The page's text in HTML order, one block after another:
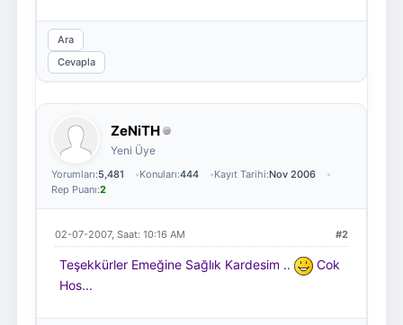
Ara
Cevapla
ZeNiTH
Yeni Üye
Yorumları:5,481 Konuları:444 Kayıt Tarihi:Nov 2006
Rep Puanı:2
#2
02-07-2007, Saat: 10:16 AM
Teşekkürler Emeğine Sağlık Kardesim ..
Cok
Hos...